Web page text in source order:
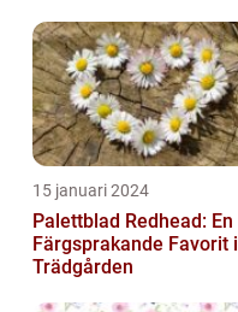
15 januari 2024
Palettblad Redhead: En
Färgsprakande Favorit i
Trädgården